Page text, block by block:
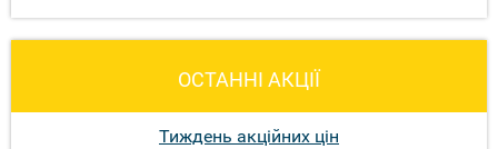
ОСТАННІ АКЦІЇ
Тиждень акційних цін